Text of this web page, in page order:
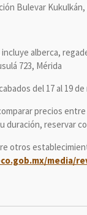
Bulevar Kukulkán,
alberca,
723, Mérida
del 17 al 19
precios
duración, reservar
otros
media/